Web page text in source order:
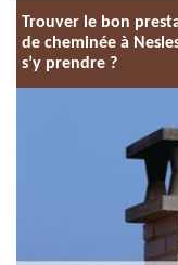
Trouver le bon
de cheminée à
s’y prendre ?